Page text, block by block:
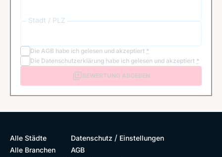
Stadt / PLZ
Die AGB habe ich gelesen und akzeptiert *
Die Datenschutzerklärung habe ich gelesen und akzeptiert *
BEWERTUNG ABGEBEN
Alle Städte
Alle Branchen
Datenschutz / Einstellungen
AGB